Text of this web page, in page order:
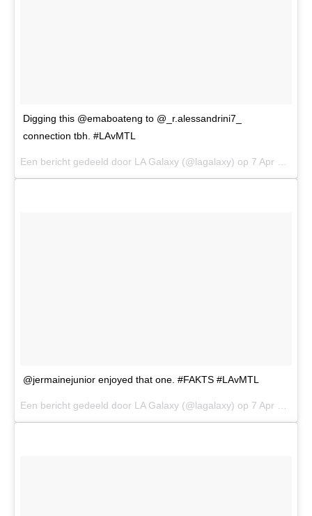
Digging this @emaboateng to @_r.alessandrini7_
connection tbh. #LAvMTL
Een bericht gedeeld door LA Galaxy (@lagalaxy) op 7 Apr 2017 om 8:14 PDT
@jermainejunior enjoyed that one. #FAKTS #LAvMTL
Een bericht gedeeld door LA Galaxy (@lagalaxy) op 7 Apr 2017 om 9:31 PDT